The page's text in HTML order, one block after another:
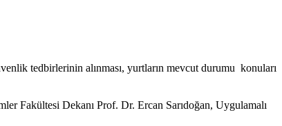
tedbirlerinin alınması, yurtların mevcut durumu konuları
Fakültesi Dekanı Prof. Dr. Ercan Sarıdoğan, Uygulamalı